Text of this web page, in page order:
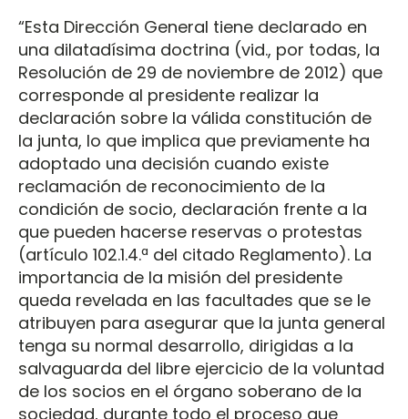
“Esta Dirección General tiene declarado en
una dilatadísima doctrina (vid., por todas, la
Resolución de 29 de noviembre de 2012) que
corresponde al presidente realizar la
declaración sobre la válida constitución de
la junta, lo que implica que previamente ha
adoptado una decisión cuando existe
reclamación de reconocimiento de la
condición de socio, declaración frente a la
que pueden hacerse reservas o protestas
(artículo 102.1.4.ª del citado Reglamento). La
importancia de la misión del presidente
queda revelada en las facultades que se le
atribuyen para asegurar que la junta general
tenga su normal desarrollo, dirigidas a la
salvaguarda del libre ejercicio de la voluntad
de los socios en el órgano soberano de la
sociedad, durante todo el proceso que